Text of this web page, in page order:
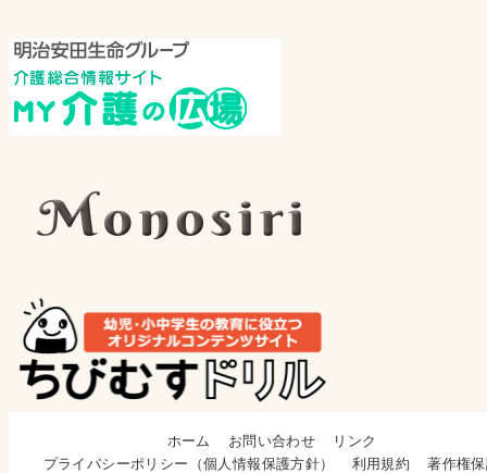
ホーム お問い合わせ
リンク
プライバシーポリシー（個人情報保護方針）
利用規約
著作権